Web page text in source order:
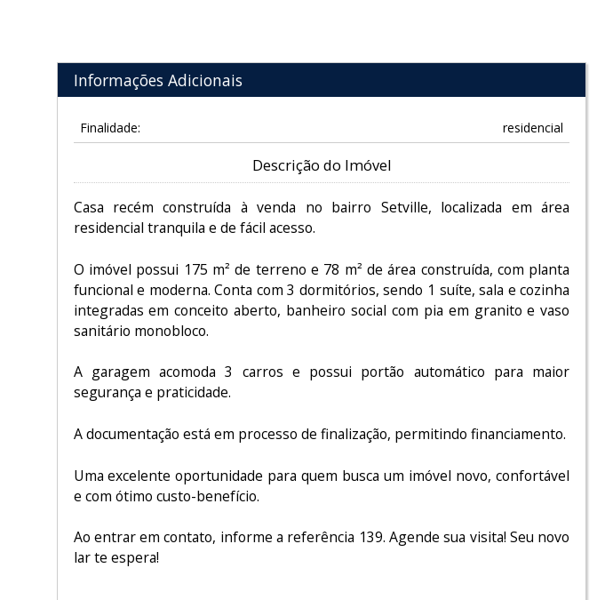
Informações Adicionais
Finalidade: residencial
Descrição do Imóvel
Casa recém construída à venda no bairro Setville, localizada em área
residencial tranquila e de fácil acesso.
O imóvel possui 175 m² de terreno e 78 m² de área construída, com planta
funcional e moderna. Conta com 3 dormitórios, sendo 1 suíte, sala e cozinha
integradas em conceito aberto, banheiro social com pia em granito e vaso
sanitário monobloco.
A garagem acomoda 3 carros e possui portão automático para maior
segurança e praticidade.
A documentação está em processo de finalização, permitindo financiamento.
Uma excelente oportunidade para quem busca um imóvel novo, confortável
e com ótimo custo-benefício.
Ao entrar em contato, informe a referência 139. Agende sua visita! Seu novo
lar te espera!